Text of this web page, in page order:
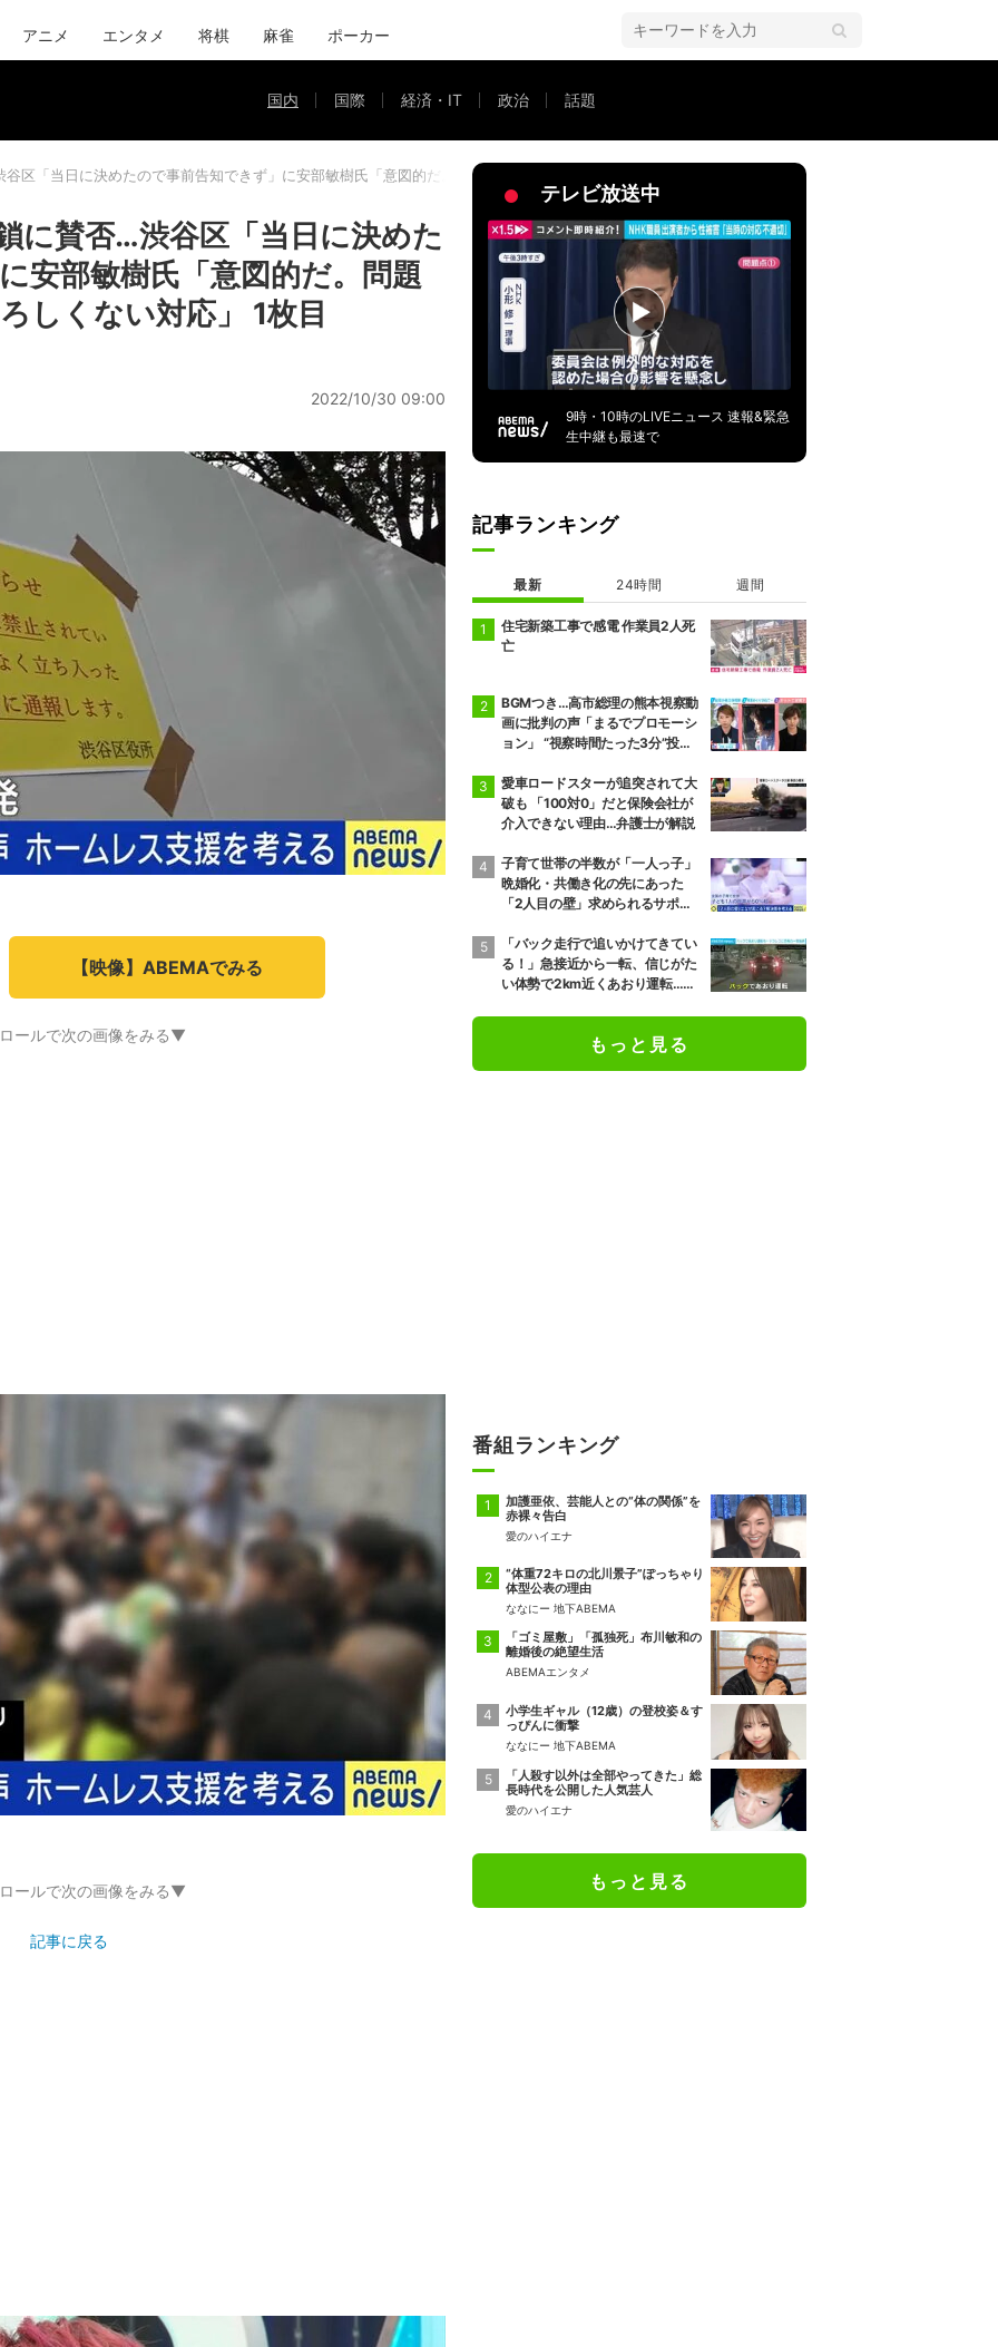
アニメ エンタメ 将棋 麻雀 ポーカー
国内 国際 経済・IT 政治 話題
区「当日に決めたので事前告知できず」に安部敏樹氏「意図的だ。問題を複雑にする非常によろしくない対応」
に賛否…渋谷区「当日に決めた
安部敏樹氏「意図的だ。問題
しくない対応」 1枚目
2022/10/30 09:00
【映像】ABEMAでみる
ールで次の画像をみる▼
ールで次の画像をみる▼
記事に戻る
テレビ放送中
9時・10時のLIVEニュース 速報&緊急
生中継も最速で
記事ランキング
最新 24時間 週間
住宅新築工事で感電 作業員2人死
亡
BGMつき…高市総理の熊本視察動
画に批判の声「まるでプロモーシ
ョン」 “視察時間たった3分”投稿
SNSでの逆風強まる
愛車ロードスターが追突されて大
破も 「100対0」だと保険会社が
介入できない理由…弁護士が解説
子育て世帯の半数が「一人っ子」
晩婚化・共働き化の先にあった
「2人目の壁」求められるサポー
「バック走行で追いかけてきてい
る！」急接近から一転、信じがた
い体勢で2km近くあおり運転…危
もっと見る
番組ランキング
加護亜依、芸能人との“体の関係”を
赤裸々告白
愛のハイエナ
“体重72キロの北川景子”ぽっちゃり
体型公表の理由
ななにー 地下ABEMA
「ゴミ屋敷」「孤独死」布川敏和の
離婚後の絶望生活
ABEMAエンタメ
小学生ギャル（12歳）の登校姿＆す
っぴんに衝撃
ななにー 地下ABEMA
「人殺す以外は全部やってきた」総
長時代を公開した人気芸人
愛のハイエナ
もっと見る